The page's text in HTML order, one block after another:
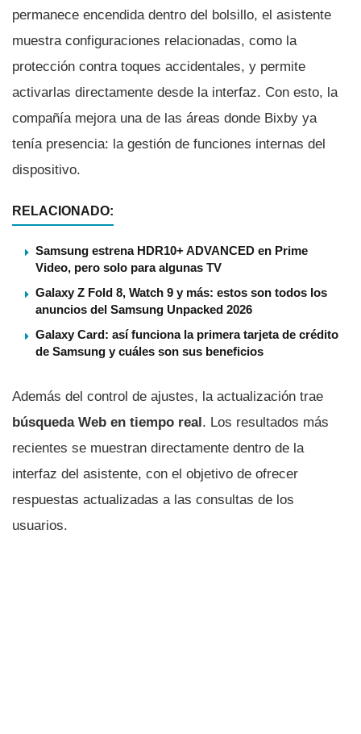
permanece encendida dentro del bolsillo, el asistente
muestra configuraciones relacionadas, como la
protección contra toques accidentales, y permite
activarlas directamente desde la interfaz. Con esto, la
compañía mejora una de las áreas donde Bixby ya
tenía presencia: la gestión de funciones internas del
dispositivo.
RELACIONADO:
Samsung estrena HDR10+ ADVANCED en Prime
Video, pero solo para algunas TV
Galaxy Z Fold 8, Watch 9 y más: estos son todos los
anuncios del Samsung Unpacked 2026
Galaxy Card: así funciona la primera tarjeta de crédito
de Samsung y cuáles son sus beneficios
Además del control de ajustes, la actualización trae
búsqueda Web en tiempo real. Los resultados más
recientes se muestran directamente dentro de la
interfaz del asistente, con el objetivo de ofrecer
respuestas actualizadas a las consultas de los
usuarios.